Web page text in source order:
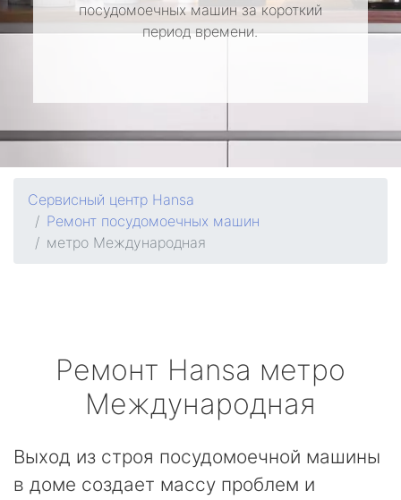
посудомоечных машин за короткий
период времени.
Сервисный центр Hansa
Ремонт посудомоечных машин
метро Международная
Ремонт Hansa метро
Международная
Выход из строя посудомоечной машины
в доме создает массу проблем и